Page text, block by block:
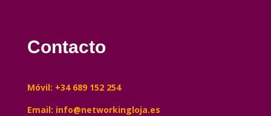
Contacto
Móvil: +34 689 152 254
Email: info@networkingloja.es